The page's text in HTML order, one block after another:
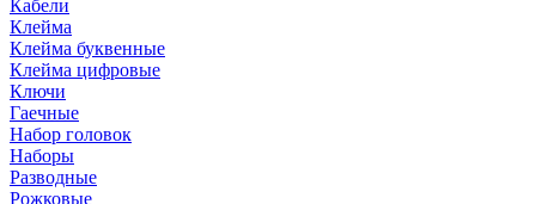
Кабели
Клейма
Клейма буквенные
Клейма цифровые
Ключи
Гаечные
Набор головок
Наборы
Разводные
Рожковые